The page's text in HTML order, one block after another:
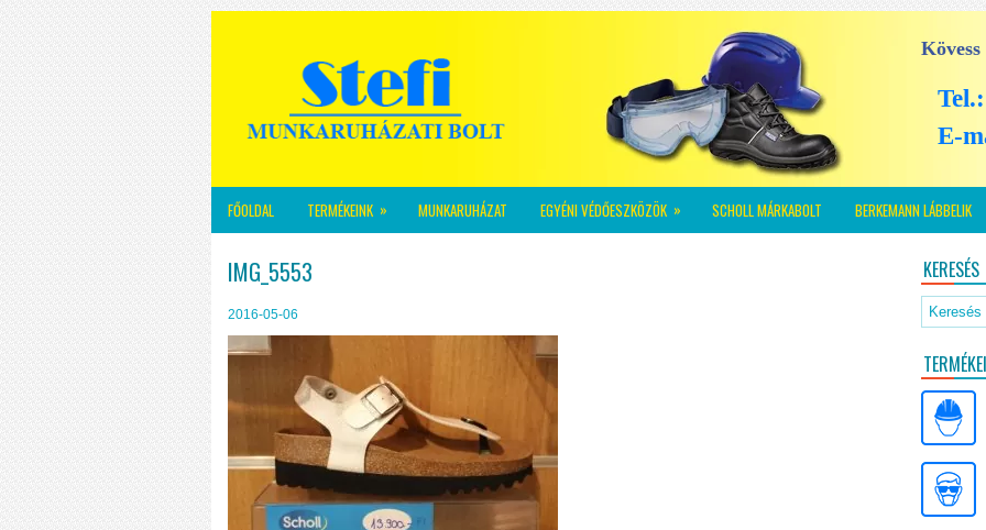
E-
FŐOLDAL TERMÉKEINK » MUNKARUHÁZAT EGYÉNI VÉDŐESZKÖZÖK » SCHOLL MÁRKABOLT BERKEMANN LÁBBELIK
IMG_5553
2016-05-06
KERESÉS